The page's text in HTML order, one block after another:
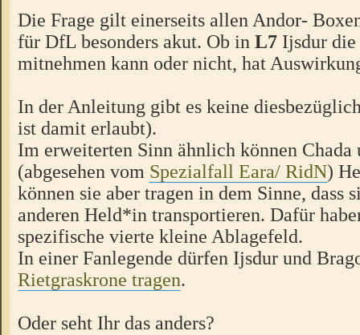
Die Frage gilt einerseits allen Andor-
für DfL besonders akut. Ob in L7 Ijsdur
mitnehmen kann oder nicht, hat
In der Anleitung gibt es keine
ist damit erlaubt).
Im erweiterten Sinn ähnlich können Chada
(abgesehen vom Spezialfall Eara/ RidN)
können sie aber tragen in dem Sinne, dass
anderen Held*in transportieren. Dafür
spezifische vierte kleine Ablagefeld.
In einer Fanlegende dürfen Ijsdur und
Rietgraskrone tragen.
Oder seht Ihr das anders?